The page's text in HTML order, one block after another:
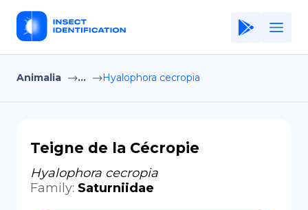
Home
Terms of Use
Privacy Policy
Animalia ... Hyalophora cecropia
Teigne de la Cécropie
Hyalophora cecropia
Family: Saturniidae